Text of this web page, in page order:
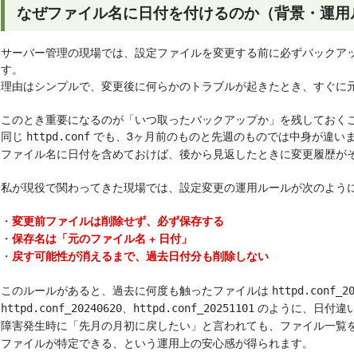
なぜファイル名に日付を付けるのか（背景・運用
サーバー管理の現場では、設定ファイルを変更する前に必ずバックア
す。
理由はシンプルで、変更後に何らかのトラブルが起きたとき、すぐに
このとき重要になるのが「いつ取ったバックアップか」を残しておく
同じ httpd.conf でも、3ヶ月前のものと先週のものでは中身が違いま
ファイル名に日付を含めておけば、後から見返したときに変更履歴が
私が現役で関わってきた現場では、設定変更の運用ルールが次のよう
・ 変更前ファイルは削除せず、必ず保存する
・ 保存名は「元のファイル名 + 日付」
・ 戻す可能性が消えるまで、過去日付分も削除しない
このルールがあると、過去に何度も触ったファイルは
httpd.conf_20240620 httpd.conf_20251101 のように、日付違
障害発生時に「先月の月初に戻したい」と言われても、ファイル一覧
ファイルが特定できる、という運用上の安心感が得られます。